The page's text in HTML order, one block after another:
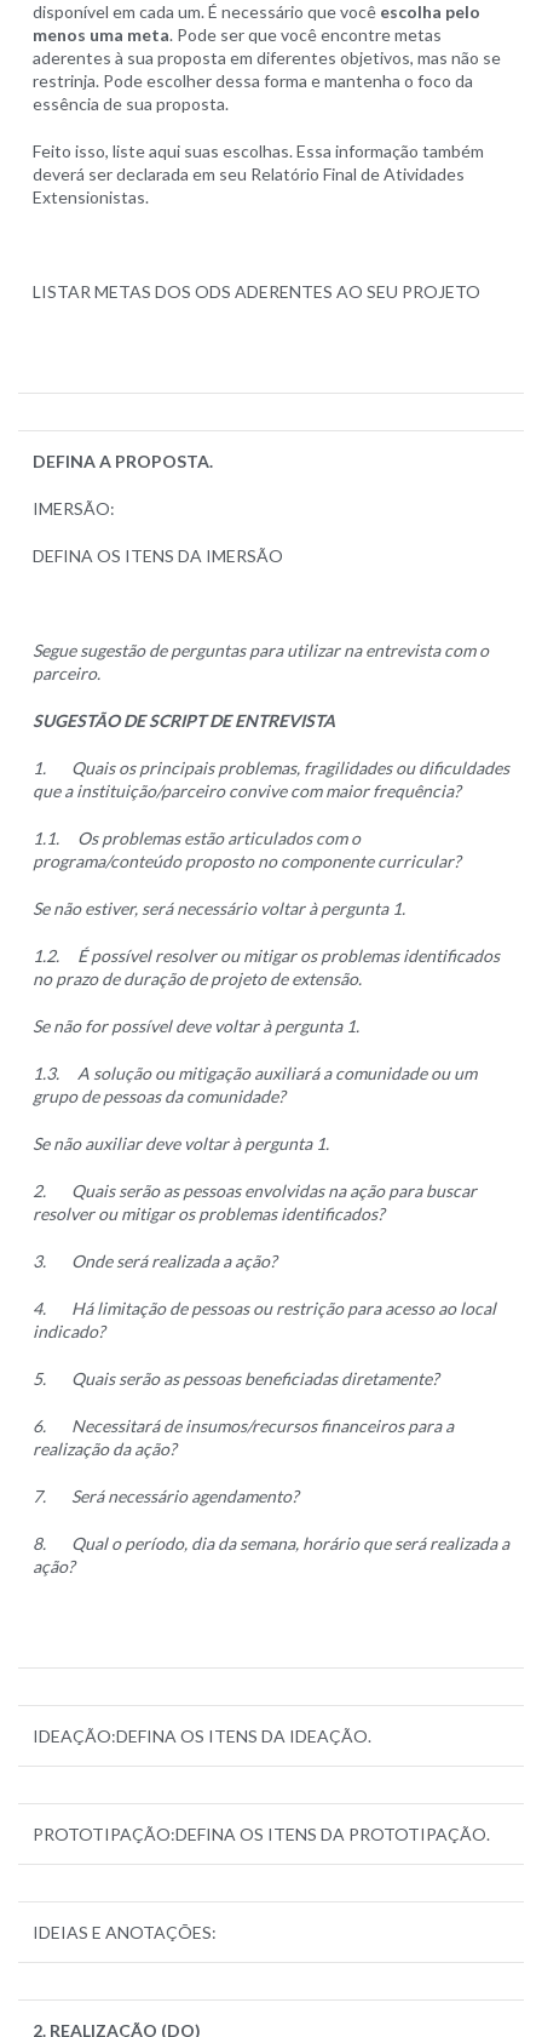
disponível em cada um. É necessário que você escolha pelo
menos uma meta. Pode ser que você encontre metas
aderentes à sua proposta em diferentes objetivos, mas não se
restrinja. Pode escolher dessa forma e mantenha o foco da
essência de sua proposta.
Feito isso, liste aqui suas escolhas. Essa informação também
deverá ser declarada em seu Relatório Final de Atividades
Extensionistas.
LISTAR METAS DOS ODS ADERENTES AO SEU PROJETO
DEFINA A PROPOSTA.
IMERSÃO:
DEFINA OS ITENS DA IMERSÃO
Segue sugestão de perguntas para utilizar na entrevista com o
parceiro.
SUGESTÃO DE SCRIPT DE ENTREVISTA
1. Quais os principais problemas, fragilidades ou dificuldades
que a instituição/parceiro convive com maior frequência?
1.1. Os problemas estão articulados com o
programa/conteúdo proposto no componente curricular?
Se não estiver, será necessário voltar à pergunta 1.
1.2. É possível resolver ou mitigar os problemas identificados
no prazo de duração de projeto de extensão.
Se não for possível deve voltar à pergunta 1.
1.3. A solução ou mitigação auxiliará a comunidade ou um
grupo de pessoas da comunidade?
Se não auxiliar deve voltar à pergunta 1.
2. Quais serão as pessoas envolvidas na ação para buscar
resolver ou mitigar os problemas identificados?
3. Onde será realizada a ação?
4. Há limitação de pessoas ou restrição para acesso ao local
indicado?
5. Quais serão as pessoas beneficiadas diretamente?
6. Necessitará de insumos/recursos financeiros para a
realização da ação?
7. Será necessário agendamento?
8. Qual o período, dia da semana, horário que será realizada a
ação?
IDEAÇÃO:DEFINA OS ITENS DA IDEAÇÃO.
PROTOTIPAÇÃO:DEFINA OS ITENS DA PROTOTIPAÇÃO.
IDEIAS E ANOTAÇÕES:
2. REALIZAÇÃO (DO)